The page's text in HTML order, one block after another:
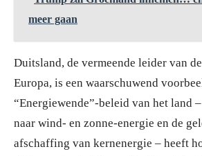
meer gaan
Duitsland, de vermeende leider van
Europa, is een waarschuwend
“Energiewende”-beleid van het land
naar wind- en zonne-energie en de
afschaffing van kernenergie – heeft